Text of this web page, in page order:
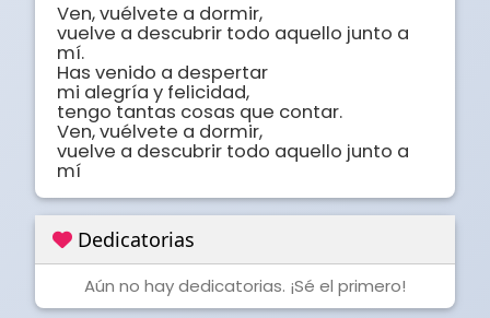
Ven, vuélvete a dormir,
vuelve a descubrir todo aquello junto a
mí.
Has venido a despertar
mi alegría y felicidad,
tengo tantas cosas que contar.
Ven, vuélvete a dormir,
vuelve a descubrir todo aquello junto a
mí
Dedicatorias
Aún no hay dedicatorias. ¡Sé el primero!